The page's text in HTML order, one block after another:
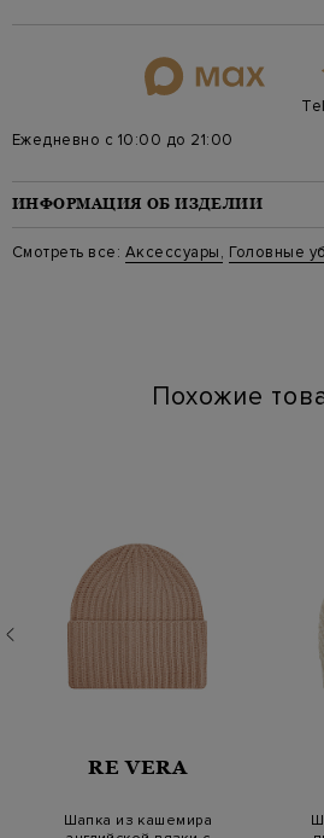
Ежедневно с 10:00 до 21:00
ИНФОРМАЦИЯ ОБ ИЗДЕЛИИ
Материал: полиамид 100%
Смотреть все: Аксессуары, Головные
Похожие
RE VERA
Шапка из кашемира